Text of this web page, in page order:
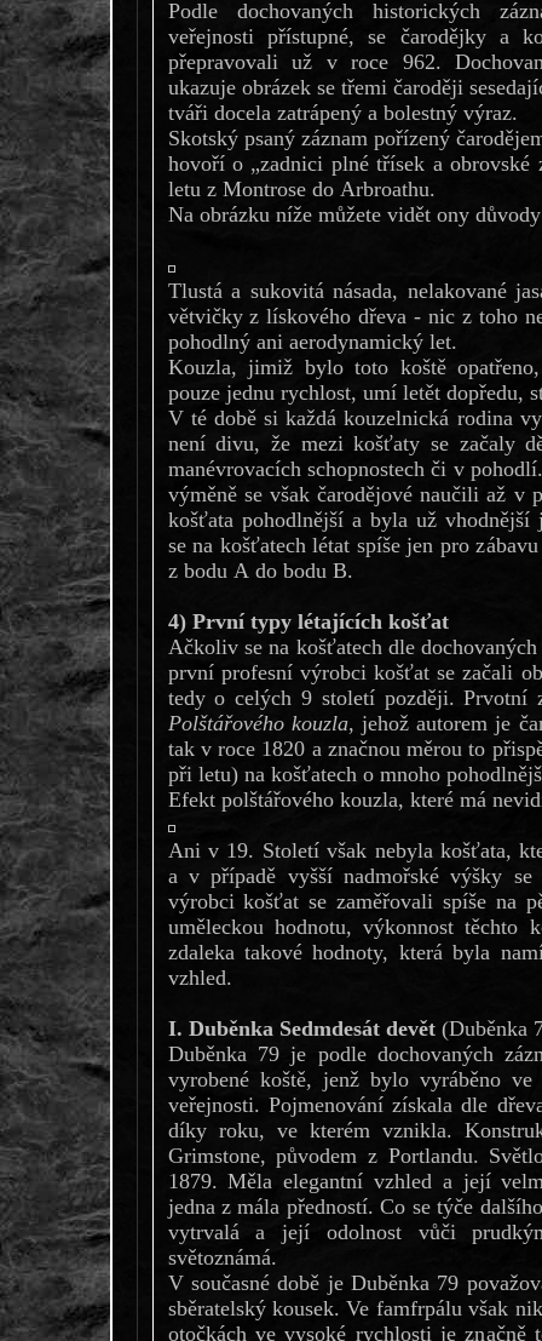
Podle dochovaných historických
veřejnosti přístupné, se čarodějky a
přepravovali už v roce 962.
ukazuje obrázek se třemi čaroději
tváři docela zatrápený a bolestný výraz.
Skotský psaný záznam pořízený
hovoří o „zadnici plné třísek a
letu z Montrose do Arbroathu.
Na obrázku níže můžete vidět ony
Tlustá a sukovitá násada, nelakované
větvičky z lískového dřeva - nic z toho
pohodlný ani aerodynamický let.
Kouzla, jimiž bylo toto koště
pouze jednu rychlost, umí letět dopředu,
V té době si každá kouzelnická rodina
není divu, že mezi košťaty se začaly
manévrovacích schopnostech či v
výměně se však čarodějové naučili až v
košťata pohodlnější a byla už vhodnější
se na košťatech létat spíše jen pro
z bodu A do bodu B.
4) První typy létajících košťat
Ačkoliv se na košťatech dle
první profesní výrobci košťat se začali
tedy o celých 9 století později. Prvotní
Polštářového kouzla, jehož autorem je
tak v roce 1820 a značnou měrou to
při letu) na košťatech o mnoho
Efekt polštářového kouzla, které má
Ani v 19. Století však nebyla košťata,
a v případě vyšší nadmořské výšky
výrobci košťat se zaměřovali spíše na
uměleckou hodnotu, výkonnost těchto
zdaleka takové hodnoty, která byla
vzhled.
I. Duběnka Sedmdesát devět (Duběnka
Duběnka 79 je podle dochovaných
vyrobené koště, jenž bylo vyráběno
veřejnosti. Pojmenování získala dle
díky roku, ve kterém vznikla.
Grimstone, původem z Portlandu.
1879. Měla elegantní vzhled a její
jedna z mála předností. Co se týče
vytrvalá a její odolnost vůči
světoznámá.
V současné době je Duběnka 79
sběratelský kousek. Ve famfrpálu však
otočkách ve vysoké rychlosti je značně